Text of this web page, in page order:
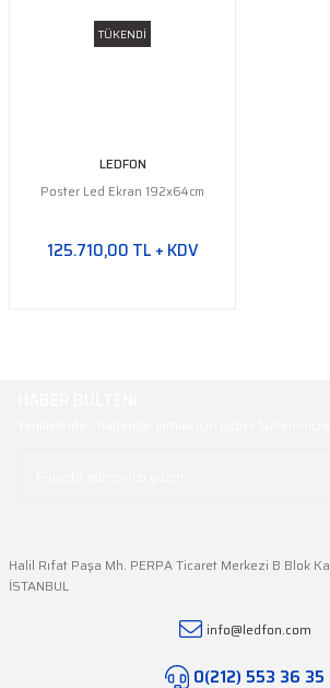
TÜKENDİ
LEDFON
Poster Led Ekran 192x64cm
125.710,00 TL + KDV
Halil Rıfat Paşa Mh. PERPA Ticaret Merkezi B Blok
İSTANBUL
info@ledfon.com
0(212) 553 36 35